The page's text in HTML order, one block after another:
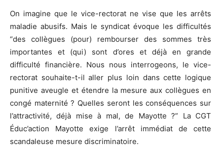
On imagine que le vice-rectorat ne vise que les arrêts
maladie abusifs. Mais le syndicat évoque les difficultés
“des collègues (pour) rembourser des sommes très
importantes et (qui) sont d’ores et déjà en grande
difficulté financière. Nous nous interrogeons, le vice-
rectorat souhaite-t-il aller plus loin dans cette logique
punitive aveugle et étendre la mesure aux collègues en
congé maternité ? Quelles seront les conséquences sur
l’attractivité, déjà mise à mal, de Mayotte ?” La CGT
Éduc’action Mayotte exige l’arrêt immédiat de cette
scandaleuse mesure discriminatoire.